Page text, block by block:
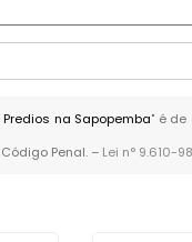
na Sapopemba" é
Penal. – Lei n° 9.610-